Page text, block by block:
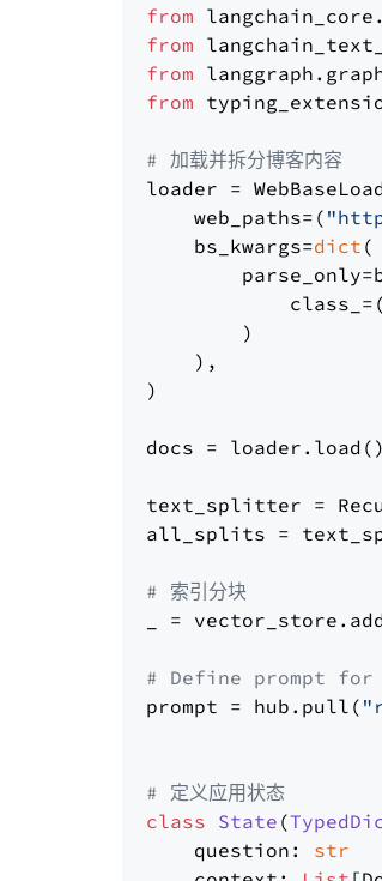
from
from
from
from
# 加载并拆分博客内容
loader =
    web_paths=(
    bs_kwargs=
dict (
            class_=(
        )
    ),
)
docs = loader.load()
text_splitter =
all_splits =
# 索引分块
_ =
# Define prompt for
prompt = hub.pull(
# 定义应用状态
class State (
    question:
str